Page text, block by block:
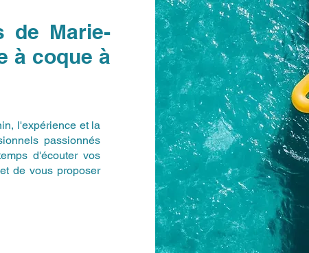
de Marie-
à coque à
l'expérience et la
passionnés
d'écouter vos
de vous proposer